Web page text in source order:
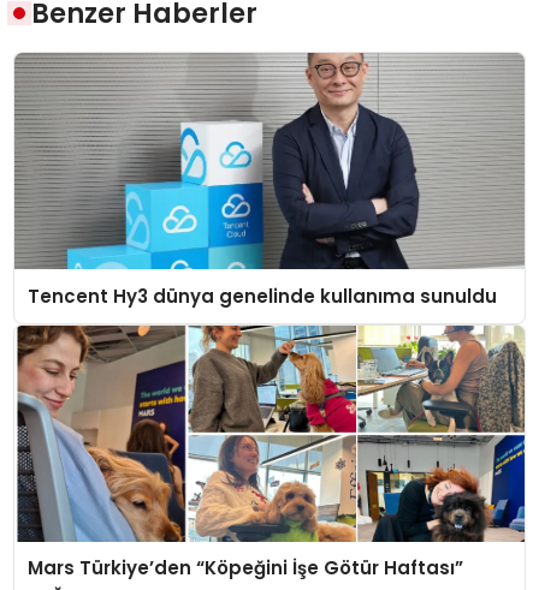
Benzer Haberler
Tencent Hy3 dünya genelinde kullanıma sunuldu
Mars Türkiye’den “Köpeğini İşe Götür Haftası”